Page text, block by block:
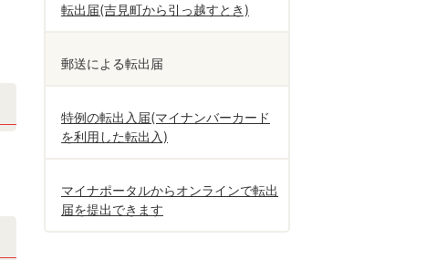
転出届(吉見町から引っ越すとき)
郵送による転出届
特例の転出入届(マイナンバーカード
を利用した転出入)
マイナポータルからオンラインで転出
届を提出できます